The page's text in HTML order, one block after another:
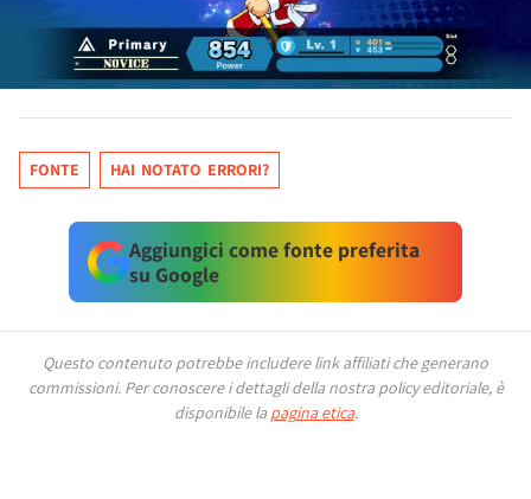
FONTE HAI NOTATO ERRORI?
Aggiungici come fonte preferita
su Google
Questo contenuto potrebbe includere link affiliati che generano
commissioni. Per conoscere i dettagli della nostra policy editoriale, è
disponibile la pagina etica.